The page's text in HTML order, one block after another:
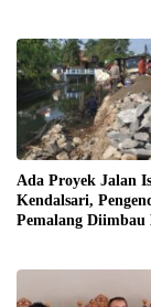
Ada Proyek Jalan
Kendalsari,
Pemalang